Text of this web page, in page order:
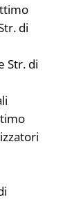
di
Str. di